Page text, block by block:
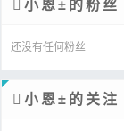
小恩±的粉丝
还没有任何粉丝
小恩±的关注